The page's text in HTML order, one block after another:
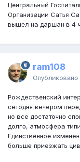
Центральный
Организации Сатья
вышел на даршан в 4
ram108
Опубликовано
Рождественский
сегодня вечером
но все достаточно
долго, атмосфера
Единственное
больше приезжать